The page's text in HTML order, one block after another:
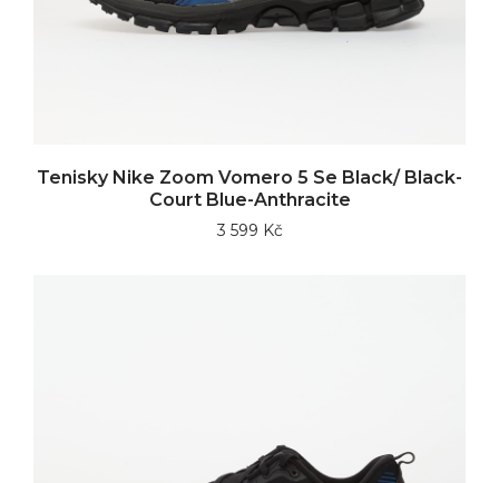
Tenisky Nike Zoom Vomero 5 Se Black/ Black-
Court Blue-Anthracite
3 599 Kč